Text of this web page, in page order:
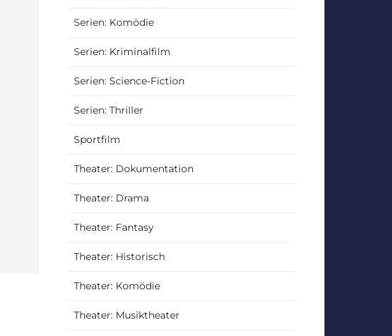
Serien: Komödie
Serien: Kriminalfilm
Serien: Science-Fiction
Serien: Thriller
Sportfilm
Theater: Dokumentation
Theater: Drama
Theater: Fantasy
Theater: Historisch
Theater: Komödie
Theater: Musiktheater